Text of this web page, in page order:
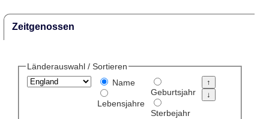
Zeitgenossen
Länderauswahl / Sortieren
Name
Lebensjahre
Geburtsjahr
Sterbejahr